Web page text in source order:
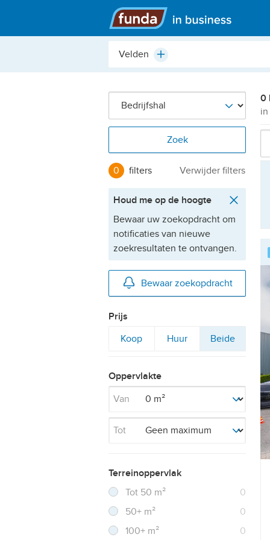
Hoofdmenu
Plaats,
etc.
Plus
Zoek
0 filters Verwijder filters
Houd me op de hoogte
Bewaar uw zoekopdracht om
notificaties van nieuwe
zoekresultaten te ontvangen.
Bewaar zoekopdracht
Prijs
Filter
Koop
Filter
Huur
Filter
op
Beide
Oppervlakte
Van
Tot
Terreinoppervlak
Filter verwijderen
Tot 50 m² 0
Resultaten
50+ m²
0
Resultaten
100+ m²
0
Resultaten
0